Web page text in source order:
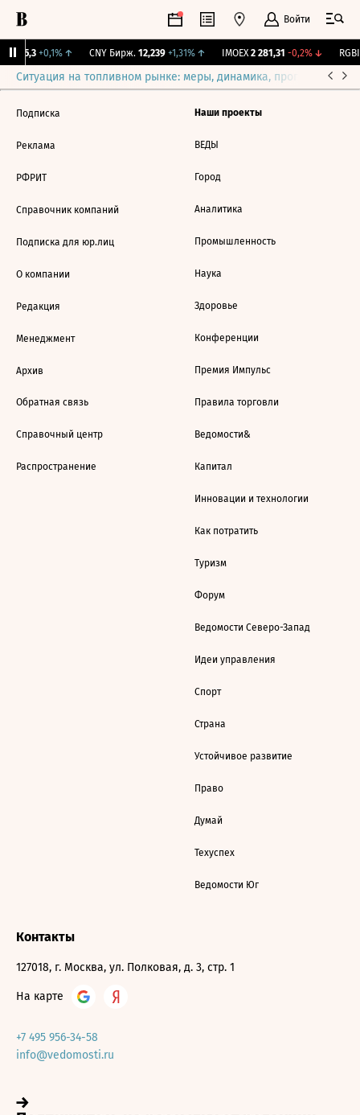
Войти
115,3 +0,1%↑ CNY Бирж. 12,239 +1,31%↑ IMOEX 2 281,31 -0,2%↓
Ситуация на топливном рынке: меры, динамика, прогнозы
Подписка
Реклама
РФРИТ
Справочник компаний
Подписка для юр.лиц
О компании
Редакция
Менеджмент
Архив
Обратная связь
Справочный центр
Распространение
Наши проекты
ВЕДЫ
Город
Аналитика
Промышленность
Наука
Здоровье
Конференции
Премия Импульс
Правила торговли
Ведомости&
Капитал
Инновации и технологии
Как потратить
Туризм
Форум
Ведомости Северо-Запад
Идеи управления
Спорт
Страна
Устойчивое развитие
Право
Думай
Техуспех
Ведомости Юг
Контакты
127018, г. Москва, ул. Полковая, д. 3, стр. 1
На карте
+7 495 956-34-58
info@vedomosti.ru